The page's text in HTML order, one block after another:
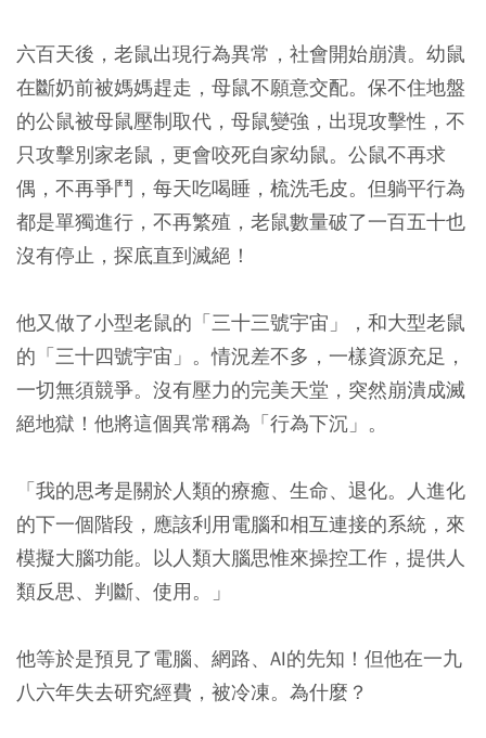
六百天後，老鼠出現行為異常，社會開始崩潰。幼鼠
在斷奶前被媽媽趕走，母鼠不願意交配。保不住地盤
的公鼠被母鼠壓制取代，母鼠變強，出現攻擊性，不
只攻擊別家老鼠，更會咬死自家幼鼠。公鼠不再求
偶，不再爭鬥，每天吃喝睡，梳洗毛皮。但躺平行為
都是單獨進行，不再繁殖，老鼠數量破了一百五十也
沒有停止，探底直到滅絕！
他又做了小型老鼠的「三十三號宇宙」，和大型老鼠
的「三十四號宇宙」。情況差不多，一樣資源充足，
一切無須競爭。沒有壓力的完美天堂，突然崩潰成滅
絕地獄！他將這個異常稱為「行為下沉」。
「我的思考是關於人類的療癒、生命、退化。人進化
的下一個階段，應該利用電腦和相互連接的系統，來
模擬大腦功能。以人類大腦思惟來操控工作，提供人
類反思、判斷、使用。」
他等於是預見了電腦、網路、AI的先知！但他在一九
八六年失去研究經費，被冷凍。為什麼？